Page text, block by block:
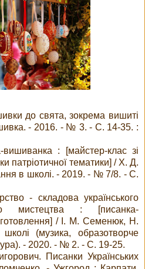
до свята, зокрема вишиті
- 2016. - № 3. - С. 14-35. :
: [майстер-клас зі
патріотичної тематики] / Х. Д.
в школі. - 2019. - № 7/8. - С.
- складова українського
мистецтва : [писанка-
/ І. М. Семенюк, Н.
(музика, образотворче
- 2020. - № 2. - С. 19-25.
Писанки Українських